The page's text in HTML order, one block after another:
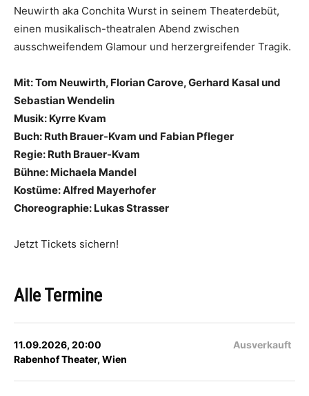
Neuwirth aka Conchita Wurst in seinem Theaterdebüt,
einen musikalisch-theatralen Abend zwischen
ausschweifendem Glamour und herzergreifender Tragik.
Mit: Tom Neuwirth, Florian Carove, Gerhard Kasal und
Sebastian Wendelin
Musik: Kyrre Kvam
Buch: Ruth Brauer-Kvam und Fabian Pfleger
Regie: Ruth Brauer-Kvam
Bühne: Michaela Mandel
Kostüme: Alfred Mayerhofer
Choreographie: Lukas Strasser
Jetzt Tickets sichern!
Alle Termine
11.09.2026, 20:00
Rabenhof Theater, Wien
Ausverkauft